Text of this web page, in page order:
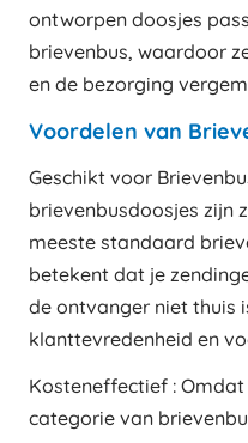
ontworpen doosjes
brievenbus, waardoor
en de bezorging
Voordelen van
Geschikt voor
brievenbusdoosjes zijn
meeste standaard
betekent dat je
de ontvanger niet thuis
klanttevredenheid en
Kosteneffectief :
categorie van